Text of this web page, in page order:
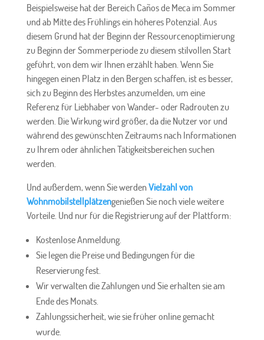
Beispielsweise hat der Bereich Caños de Meca im Sommer
und ab Mitte des Frühlings ein höheres Potenzial. Aus
diesem Grund hat der Beginn der Ressourcenoptimierung
zu Beginn der Sommerperiode zu diesem stilvollen Start
geführt, von dem wir Ihnen erzählt haben. Wenn Sie
hingegen einen Platz in den Bergen schaffen, ist es besser,
sich zu Beginn des Herbstes anzumelden, um eine
Referenz für Liebhaber von Wander- oder Radrouten zu
werden. Die Wirkung wird größer, da die Nutzer vor und
während des gewünschten Zeitraums nach Informationen
zu Ihrem oder ähnlichen Tätigkeitsbereichen suchen
werden.
Und außerdem, wenn Sie werdenVielzahl von
Wohnmobilstellplätzengenießen Sie noch viele weitere
Vorteile. Und nur für die Registrierung auf der Plattform:
Kostenlose Anmeldung.
Sie legen die Preise und Bedingungen für die
Reservierung fest.
Wir verwalten die Zahlungen und Sie erhalten sie am
Ende des Monats.
Zahlungssicherheit, wie sie früher online gemacht
wurde.